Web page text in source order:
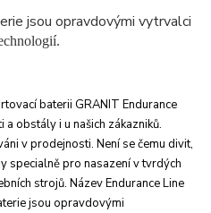
jsou opravdovými vytrvalci
baterii GRANIT Endurance
a obstály i u našich zákazniků.
v prodejnosti. Neníse čemu divit,
specialně pro nasazení v tvrdých
strojů.Název Endurance Line
jsou opravdovými